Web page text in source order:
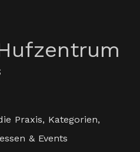
Praxis, Kategorien,
& Events